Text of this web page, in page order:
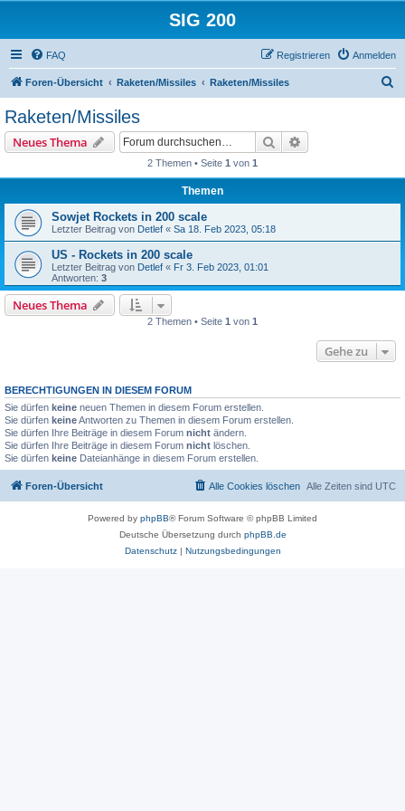
SIG 200
FAQ Anmelden
Registrieren
Foren-Übersicht Raketen/Missiles Raketen/Missiles
Raketen/Missiles
Neues Thema Suche
2 Themen • Seite 1 von 1
Themen
Sowjet Rockets in 200 scale
Letzter Beitrag von Detlef « Sa 18. Feb 2023, 05:18
US - Rockets in 200 scale
Letzter Beitrag von Detlef « Fr 3. Feb 2023, 01:01
Antworten: 3
Neues Thema
2 Themen • Seite 1 von 1
Gehe zu
BERECHTIGUNGEN IN DIESEM FORUM
Sie dürfen keine neuen Themen in diesem Forum erstellen.
Sie dürfen keineAntworten zu Themen in diesem Forum erstellen.
Sie dürfen Ihre Beiträge in diesem Forum nicht ändern.
Sie dürfen Ihre Beiträge in diesem Forum nicht löschen.
Sie dürfen keine Dateianhänge in diesem Forum erstellen.
Foren-Übersicht Alle Zeiten sind UTC
Alle Cookies löschen
Powered by phpBB® Forum Software © phpBB Limited
Deutsche Übersetzung durch phpBB.de
Datenschutz| Nutzungsbedingungen